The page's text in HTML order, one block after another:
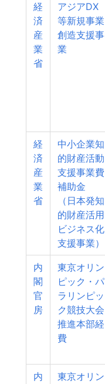
経
済
産
業
省
アジアDX
等新規事業
創造支援事
業
経
済
産
業
省
中小企業知
的財産活動
支援事業費
補助金
（日本発知
的財産活用
ビジネス化
支援事業）
内
閣
官
房
東京オリン
ピック・パ
ラリンピッ
ク競技大会
推進本部経
費
内
東京オリン